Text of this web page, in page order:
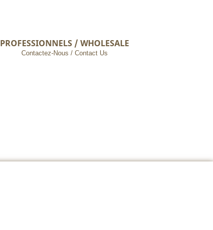
PROFESSIONNELS / WHOLESALE
Contactez-Nous / Contact Us